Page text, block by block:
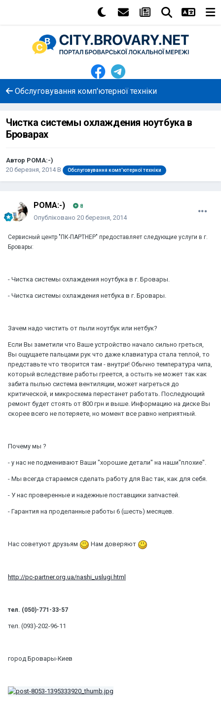
Обслуговування комп'ютерної техніки
Чистка системы охлаждения ноутбука в
Броварах
Автор POMA:-)
20 березня, 2014В Обслуговування комп'ютерної техніки
POMA:-) 8
Опубліковано 20 березня, 2014
Сервисный центр "ПК-ПАРТНЕР" предоставляет следующие услуги в г.
Бровары:
- Чистка системы охлаждения ноутбука в г. Бровары.
- Чистка системы охлаждения нетбука в г. Бровары.
Зачем надо чистить от пыли ноутбук или нетбук?
Если Вы заметили что Ваше устройство начало сильно греться,
Вы ощущаете пальцами рук что даже клавиатура стала теплой, то
представьте что творится там - внутри! Обычно температура чипа,
который вследствие работы греется, а остыть не может так как
забита пылью система вентиляции, может нагреться до
критической, и микросхема перестанет работать. Последующий
ремонт будет стоять от 800 грн и выше. Информацию на диске Вы
скорее всего не потеряете, но момент все равно неприятный.
Почему мы ?
- у нас не подменивают Ваши "хорошие детали" на наши"плохие".
- Мы всегда стараемся сделать работу для Вас так, как для себя.
- У нас проверенные и надежные поставщики запчастей.
- Гарантия на проделанные работы 6 (шесть) месяцев.
Нас советуют друзьям Нам доверяют
http://pc-partner.org.ua/nashi_uslugi.html
тел. (050)-771-33-57
тел. (093)-202-96-11
город Бровары-Киев